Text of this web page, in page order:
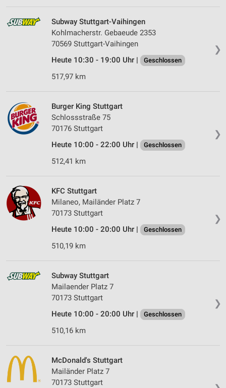
❯
Subway Stuttgart-Vaihingen
Kohlmacherstr. Gebaeude 2353
70569 Stuttgart-Vaihingen
Heute 10:30 - 19:00 Uhr |
Geschlossen
517,97 km
❯
Burger King Stuttgart
Schlossstraße 75
70176 Stuttgart
Heute 10:00 - 22:00 Uhr |
Geschlossen
512,41 km
❯
KFC Stuttgart
Milaneo, Mailänder Platz 7
70173 Stuttgart
Heute 10:00 - 20:00 Uhr |
Geschlossen
510,19 km
❯
Subway Stuttgart
Mailaender Platz 7
70173 Stuttgart
Heute 10:00 - 20:00 Uhr |
Geschlossen
510,16 km
McDonald's Stuttgart
Mailänder Platz 7
70173 Stuttgart